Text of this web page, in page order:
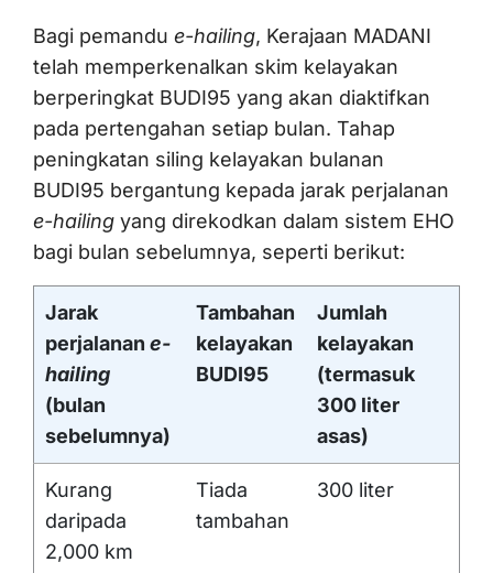
Bagi pemandu e-hailing, Kerajaan MADANI
telah memperkenalkan skim kelayakan
berperingkat BUDI95 yang akan diaktifkan
pada pertengahan setiap bulan. Tahap
peningkatan siling kelayakan bulanan
BUDI95 bergantung kepada jarak perjalanan
e-hailing yang direkodkan dalam sistem EHO
bagi bulan sebelumnya, seperti berikut:
Jarak
perjalanan e-
hailing
(bulan
sebelumnya)
Tambahan
kelayakan
BUDI95
Jumlah
kelayakan
(termasuk
300 liter
asas)
Kurang
daripada
2,000 km
Tiada
tambahan
300 liter